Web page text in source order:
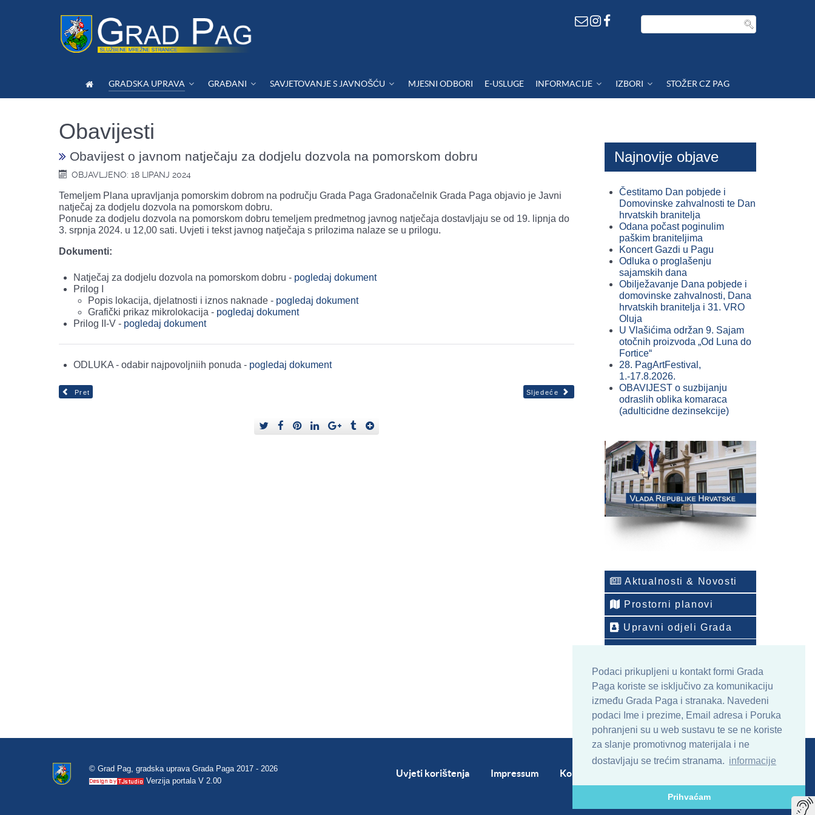
Podaci prikupljeni u kontakt formi Grada
Paga koriste se isključivo za komunikaciju
između Grada Paga i stranaka. Navedeni
podaci Ime i prezime, Email adresa i Poruka
pohranjeni su u web sustavu te se ne koriste
za slanje promotivnog materijala i ne
dostavljaju se trećim stranama. informacije
Prihvaćam
GRADSKA UPRAVA GRAĐANI SAVJETOVANJE S JAVNOŠĆU MJESNI ODBORI E-USLUGE INFORMACIJE IZBORI STOŽER CZ PAG
Obavijesti
Obavijest o javnom natječaju za dodjelu dozvola na pomorskom dobru
OBJAVLJENO: 18 LIPANJ 2024
Temeljem Plana upravljanja pomorskim dobrom na području Grada Paga Gradonačelnik Grada Paga objavio je Javni
natječaj za dodjelu dozvola na pomorskom dobru.
Ponude za dodjelu dozvola na pomorskom dobru temeljem predmetnog javnog natječaja dostavljaju se od 19. lipnja do
3. srpnja 2024. u 12,00 sati. Uvjeti i tekst javnog natječaja s prilozima nalaze se u prilogu.
Dokumenti:
Natječaj za dodjelu dozvola na pomorskom dobru - pogledaj dokument
Prilog I
Popis lokacija, djelatnosti i iznos naknade - pogledaj dokument
Grafički prikaz mikrolokacija - pogledaj dokument
Prilog II-V - pogledaj dokument
ODLUKA - odabir najpovoljniih ponuda - pogledaj dokument
Pret Sljedeće
Najnovije objave
Čestitamo Dan pobjede i
Domovinske zahvalnosti te Dan
hrvatskih branitelja
Odana počast poginulim
paškim braniteljima
Koncert Gazdi u Pagu
Odluka o proglašenju
sajamskih dana
Obilježavanje Dana pobjede i
domovinske zahvalnosti, Dana
hrvatskih branitelja i 31. VRO
Oluja
U Vlašićima održan 9. Sajam
otočnih proizvoda „Od Luna do
Fortice“
28. PagArtFestival,
1.-17.8.2026.
OBAVIJEST o suzbijanju
odraslih oblika komaraca
(adulticidne dezinsekcije)
Aktualnosti & Novosti
Prostorni planovi
Upravni odjeli Grada
ONLINE arhiv sadržaja
© Grad Pag, gradska uprava Grada Paga 2017 - 2026
Verzija portala V 2.00
Uvjeti korištenja Impressum Kontakt